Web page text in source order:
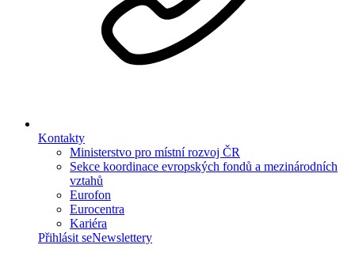
Kontakty
Ministerstvo pro místní rozvoj ČR
Sekce koordinace evropských fondů a mezinárodních
vztahů
Eurofon
Eurocentra
Kariéra
Přihlásit seNewslettery